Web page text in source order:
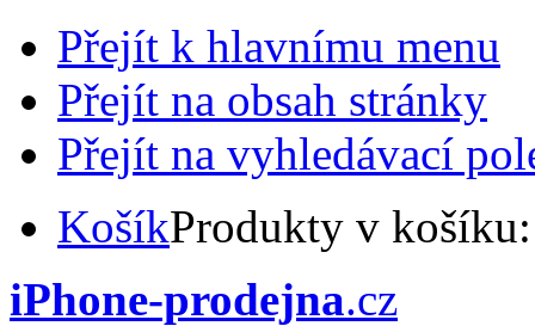
Přejít k hlavnímu menu
Přejít na obsah stránky
Přejít na vyhledávací
KošíkProdukty v
iPhone-prodejna.cz